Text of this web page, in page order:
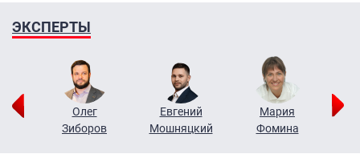
ЭКСПЕРТЫ
Олег
Зиборов
Евгений
Мошняцкий
Мария
Фомина